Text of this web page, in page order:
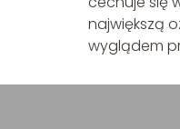
największą
wyglądem